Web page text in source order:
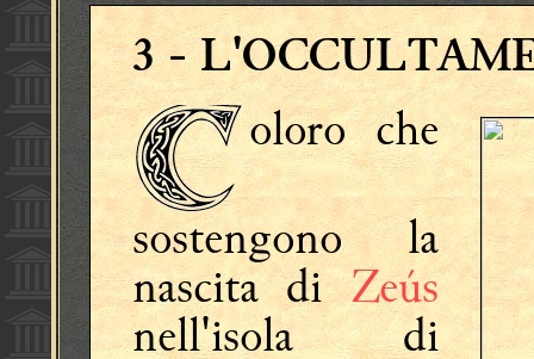
3-
oloro che
sostengono la
nascita diZeús
nell'isola di